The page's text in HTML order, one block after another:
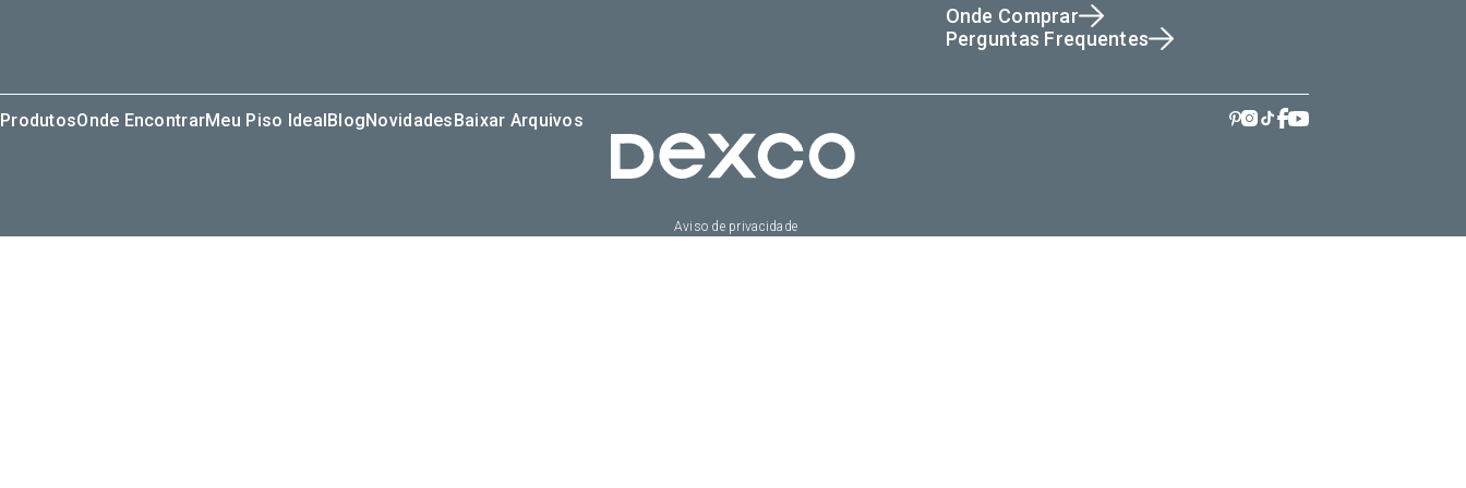
Onde Comprar
Perguntas Frequentes
ProdutosOnde EncontrarMeu Piso IdealBlogNovidadesBaixar Arquivos
Aviso de privacidade